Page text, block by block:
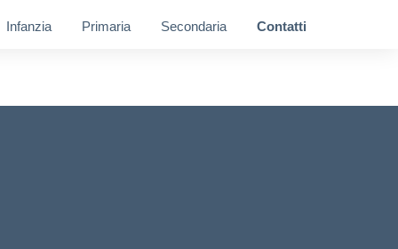
Infanzia Primaria Secondaria Contatti